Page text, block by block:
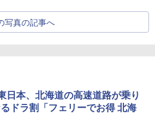
写真の記事へ
日本、北海道の高速道路が乗り
ドラ割「フェリーでお得 北海